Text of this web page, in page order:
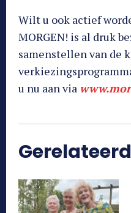
Wilt u ook actief
MORGEN! is al druk
samenstellen van de
u nu aan via
Gerelateerd